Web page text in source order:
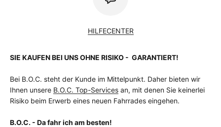
HILFECENTER
SIE KAUFEN BEI UNS OHNE RISIKO - GARANTIERT!
Bei B.O.C. steht der Kunde im Mittelpunkt. Daher bieten wir
Ihnen unsere B.O.C. Top-Services an, mit denen Sie keinerlei
Risiko beim Erwerb eines neuen Fahrrades eingehen.
B.O.C. - Da fahr ich am besten!